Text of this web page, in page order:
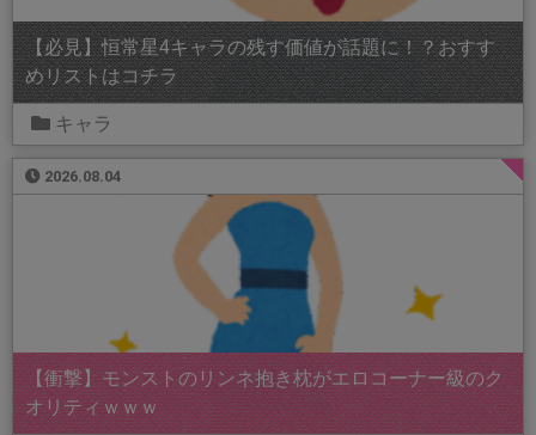
【必見】恒常星4キャラの残す価値が話題に！？おすす
めリストはコチラ
キャラ
2026.08.04
【衝撃】モンストのリンネ抱き枕がエロコーナー級のク
オリティｗｗｗ